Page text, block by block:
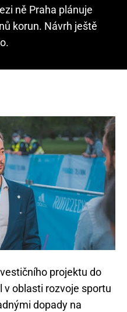
ně Praha plánuje
korun. Návrh ještě
projektu do
v oblasti rozvoje sportu
dopady na